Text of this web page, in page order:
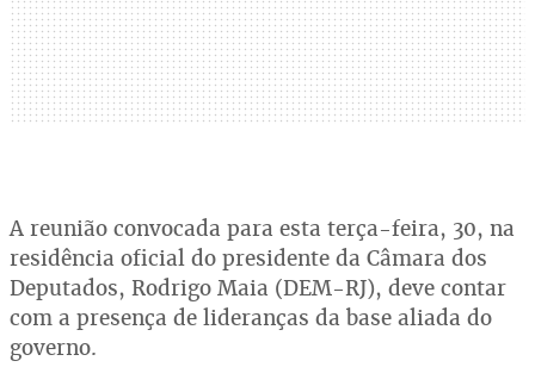
A reunião convocada para esta terça-feira, 30, na
residência oficial do presidente da Câmara dos
Deputados, Rodrigo Maia (DEM-RJ), deve contar
com a presença de lideranças da base aliada do
governo.